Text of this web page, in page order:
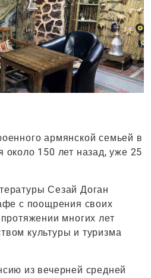
армянской семьей в
около 150 лет назад, уже 25
Сезай Доган
с поощрения своих
многих лет
культуры и туризма
из вечерней средней